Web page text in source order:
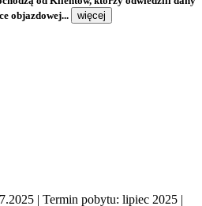
objazdowej...
więcej
| Termin pobytu: lipiec 2025 |